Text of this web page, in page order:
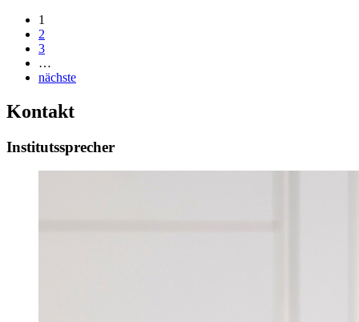
1
2
3
…
nächste
Kontakt
Institutssprecher